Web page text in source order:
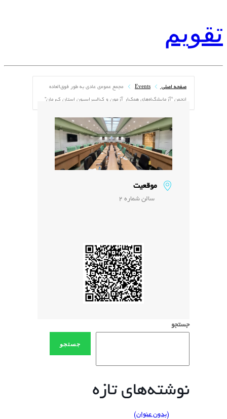
تقویم
صفحه اصلی Events مجمع ﻋﻤﻮﻣی ﻋﺎﺩی ﺑﻪ ﻃﻮﺭ ﻓﻮﻕﺍﻟﻌﺎﺩﻩ
ﺍﻧﺠﻤﻦ “ﺁﺯﻣﺎﯾﺸگﺎﻩﻫﺎی ﻫﻤکﺎﺭ ﺁﺯﻣﻮﻥ ﻭ کﺎﻟﯿﺒﺮﺍﺳﯿﻮﻥ ﺍﺳﺘﺎﻥ کﺮﻣﺎﻥ”
موقعیت
سالن شماره 2
جستجو
جستجو
نوشته‌های تازه
(بدون عنوان)